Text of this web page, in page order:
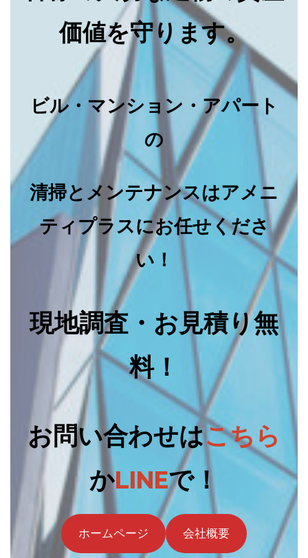
価値を守ります。
ビル・マンション・アパート
の
清掃とメンテナンスはアメニ
ティプラスにお任せくださ
い！
現地調査・お見積り無
料！
お問い合わせはこちら
かLINEで！
ホームページ 会社概要